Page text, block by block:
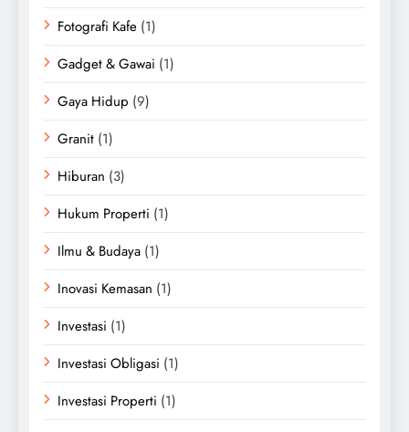
Fotografi Kafe (1)
Gadget & Gawai (1)
Gaya Hidup (9)
Granit (1)
Hiburan (3)
Hukum Properti (1)
Ilmu & Budaya (1)
Inovasi Kemasan (1)
Investasi (1)
Investasi Obligasi (1)
Investasi Properti (1)